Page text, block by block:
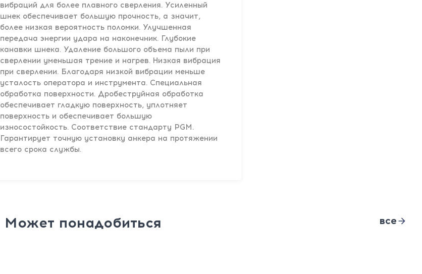
вибраций для более плавного сверления. Усиленный
шнек обеспечивает большую прочность, а значит,
более низкая вероятность поломки. Улучшенная
передача энергии удара на наконечник. Глубокие
канавки шнека. Удаление большого объема пыли при
сверлении уменьшая трение и нагрев. Низкая вибрация
при сверлении. Благодаря низкой вибрации меньше
усталость оператора и инструмента. Специальная
обработка поверхности. Дробеструйная обработка
обеспечивает гладкую поверхность, уплотняет
поверхность и обеспечивает большую
износостойкость. Соответствие стандарту PGM.
Гарантирует точную установку анкера на протяжении
всего срока службы.
Может понадобиться все